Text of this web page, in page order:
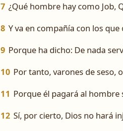
7 ¿Qué hombre hay como Job,
8 Y va en compañía con los
9 Porque ha dicho: De nada
10 Por tanto, varones de seso,
11 Porque él pagará al
12 Sí, por cierto, Dios no hará